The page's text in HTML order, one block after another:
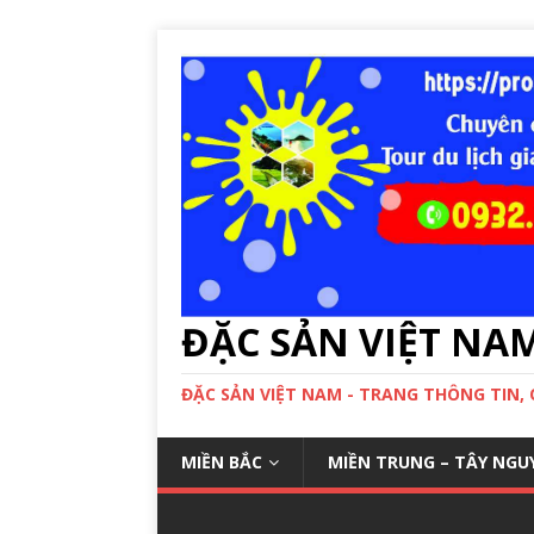
ĐẶC SẢN VIỆT
ĐẶC SẢN VIỆT NAM - TRANG THÔNG TIN,
MIỀN BẮC MIỀN TRUNG – TÂY